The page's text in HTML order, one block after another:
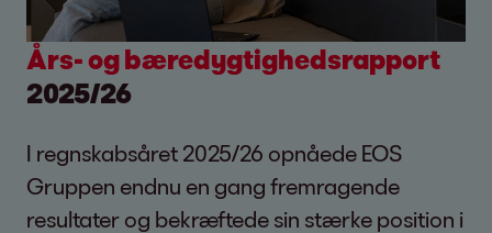
Års- og bæredygtighedsrapport
2025/26
I regnskabsåret 2025/26 opnåede EOS
Gruppen endnu en gang fremragende
resultater og bekræftede sin stærke position i